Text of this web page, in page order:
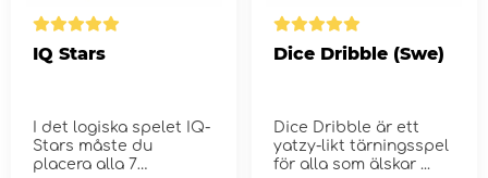
IQ Stars
I det logiska spelet IQ-
Stars måste du
placera alla 7
Dice Dribble (Swe)
Dice Dribble är ett
yatzy-likt tärningsspel
för alla som älskar ...